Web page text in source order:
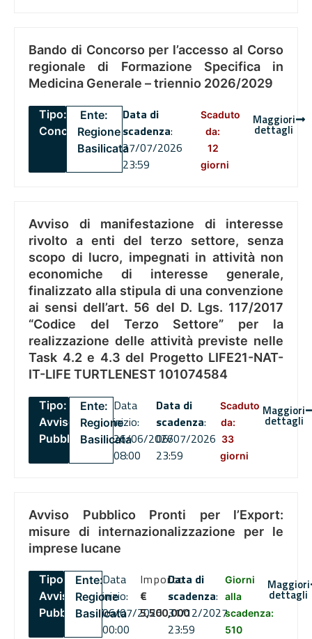
Bando di Concorso per l’accesso al Corso
regionale di Formazione Specifica in
Medicina Generale – triennio 2026/2029
Tipo:
Concorsi
Ente:
Regione
Basilicata
Data di
scadenza:
27/07/2026
23:59
Scaduto
da:
12
giorni
Maggiori
dettagli
Avviso di manifestazione di interesse
rivolto a enti del terzo settore, senza
scopo di lucro, impegnati in attività non
economiche di interesse generale,
finalizzato alla stipula di una convenzione
ai sensi dell’art. 56 del D. Lgs. 117/2017
“Codice del Terzo Settore” per la
realizzazione delle attività previste nelle
Task 4.2 e 4.3 del Progetto LIFE21-NAT-
IT-LIFE TURTLENEST 101074584
Tipo:
Avviso
Pubblico
Ente:
Regione
Basilicata
Data
inizio:
26/06/2026
08:00
Data di
scadenza:
06/07/2026
23:59
Scaduto
da:
33
giorni
Maggiori
dettagli
Avviso Pubblico Pronti per l’Export:
misure di internazionalizzazione per le
imprese lucane
Tipo:
Avviso
Pubblico
Ente:
Regione
Basilicata
Data
inizio:
06/07/2026
00:00
Importo
€
5,500,000
Data di
scadenza:
31/12/2027
23:59
Giorni
alla
scadenza:
510
Maggiori
dettagli